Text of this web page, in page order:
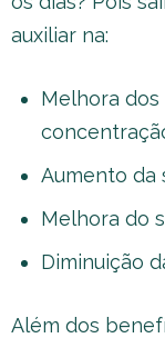
auxiliar na:
Melhora
Aumento da
Melhora do
Diminuição
Além dos